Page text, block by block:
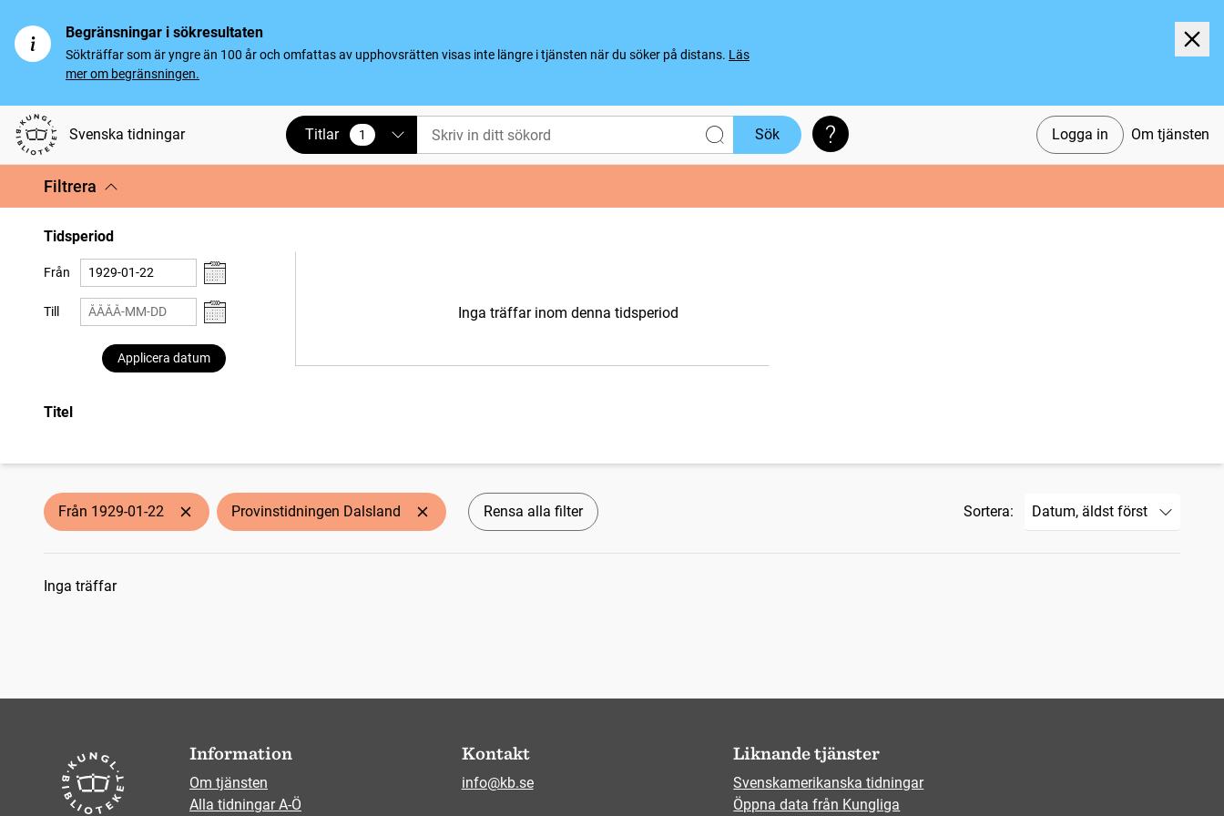
Begränsningar i sökresultaten
Sökträffar som är yngre än 100 år och omfattas av upphovsrätten visas inte längre i tjänsten när du söker på distans. Läs
mer om begränsningen.
Svenska tidningar Logga in Om tjänsten
Titlar 1
vald Sök Söktips
Filtrera
Tidsperiod
Från
Till
Applicera datum
Inga träffar inom denna tidsperiod
Titel
Från 1929-01-22 Provinstidningen Dalsland Rensa alla filter Sortera:
Sökresultat
Inga träffar
Information
Om tjänsten
Alla tidningar A-Ö
Kontakt
info@kb.se
Liknande tjänster
Svenskamerikanska tidningar
Öppna data från Kungliga